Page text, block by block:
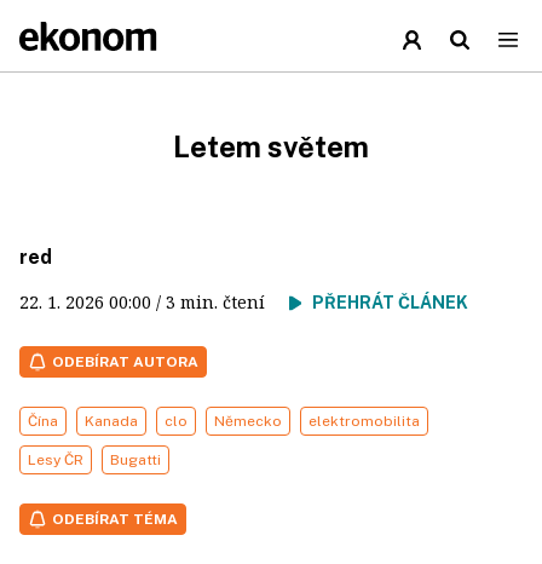
Letem světem
red
22. 1. 2026 00:00 / 3 min. čtení PŘEHRÁT ČLÁNEK
ODEBÍRAT AUTORA
Čína Kanada clo Německo elektromobilita
Lesy ČR Bugatti
ODEBÍRAT TÉMA